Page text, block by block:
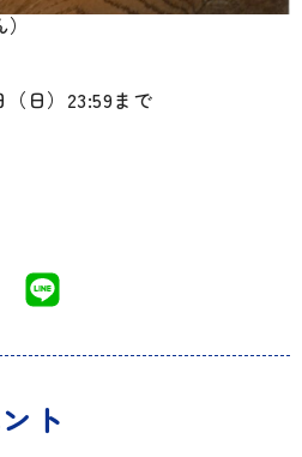
日）23:59まで
ト